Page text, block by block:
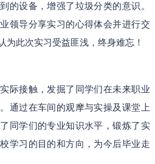
的设备，增强了垃圾分类的意识。
领导分享实习的心得体会并进行交
为此次实习受益匪浅，终身难忘！
际接触，发掘了同学们在未来职业
通过在车间的观摩与实操及课堂上
同学们的专业知识水平，锻炼了实
学习的目的和方向，为今后毕业走